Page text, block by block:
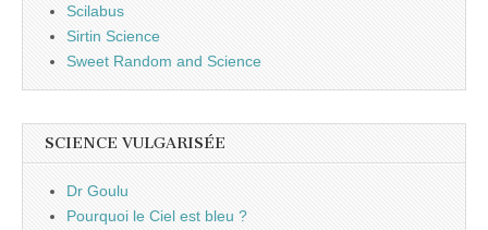
Scilabus
Sirtin Science
Sweet Random and Science
SCIENCE VULGARISÉE
Dr Goulu
Pourquoi le Ciel est bleu ?